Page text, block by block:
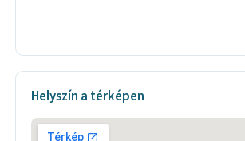
Helyszín a térképen